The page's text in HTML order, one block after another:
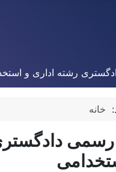
رشته اداری و
خانه